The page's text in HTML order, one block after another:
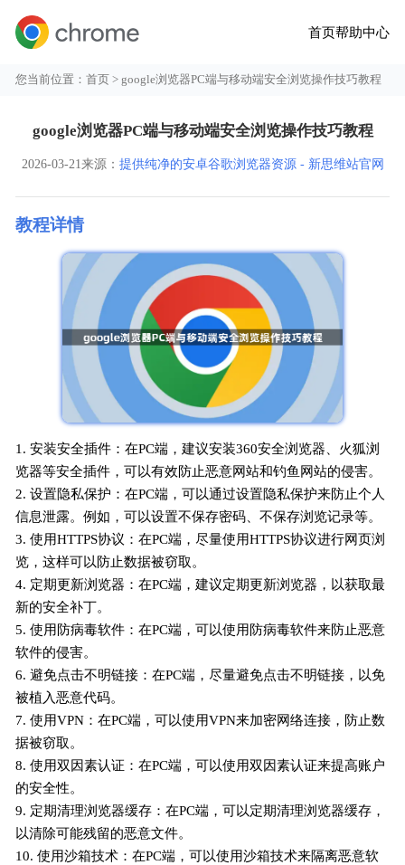
首页帮助中心
您当前位置：首页 > google浏览器PC端与移动端安全浏览操作技巧教程
google浏览器PC端与移动端安全浏览操作技巧教程
2026-03-21来源： 提供纯净的安卓谷歌浏览器资源 - 新思维站官网
教程详情
1. 安装安全插件：在PC端，建议安装360安全浏览器、火狐浏
览器等安全插件，可以有效防止恶意网站和钓鱼网站的侵害。
2. 设置隐私保护：在PC端，可以通过设置隐私保护来防止个人
信息泄露。例如，可以设置不保存密码、不保存浏览记录等。
3. 使用HTTPS协议：在PC端，尽量使用HTTPS协议进行网页浏
览，这样可以防止数据被窃取。
4. 定期更新浏览器：在PC端，建议定期更新浏览器，以获取最
新的安全补丁。
5. 使用防病毒软件：在PC端，可以使用防病毒软件来防止恶意
软件的侵害。
6. 避免点击不明链接：在PC端，尽量避免点击不明链接，以免
被植入恶意代码。
7. 使用VPN：在PC端，可以使用VPN来加密网络连接，防止数
据被窃取。
8. 使用双因素认证：在PC端，可以使用双因素认证来提高账户
的安全性。
9. 定期清理浏览器缓存：在PC端，可以定期清理浏览器缓存，
以清除可能残留的恶意文件。
10. 使用沙箱技术：在PC端，可以使用沙箱技术来隔离恶意软